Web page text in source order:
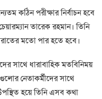
কঠিন পরীক্ষার নির্বাচন হবে
তারেক রহমান। তিনি
মতো পার হতে হবে।
সাথে ধারাবাহিক মতবিনিময়
নেতাকর্মীদের সাথে
হয়ে তিনি এসব কথা